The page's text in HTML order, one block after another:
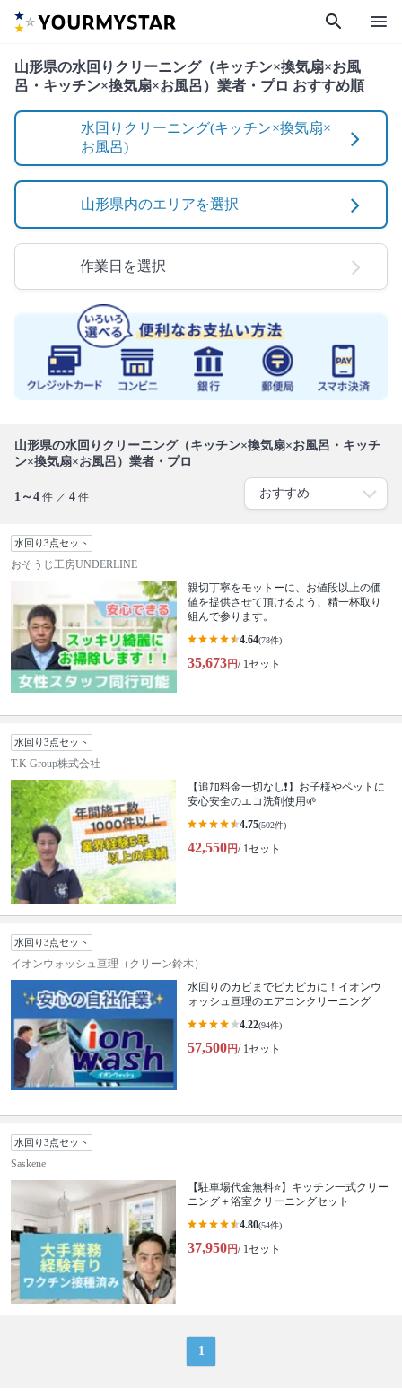
search menu
山形県の水回りクリーニング（キッチン×換気扇×お風
呂・キッチン×換気扇×お風呂）業者・プロ おすすめ順
水回りクリーニング(キッチン×換気扇×
お風呂)
山形県内のエリアを選択
作業日を選択
山形県の水回りクリーニング（キッチン×換気扇×お風呂・キッチ
ン×換気扇×お風呂）業者・プロ
1～4 件 ／ 4 件
水回り3点セット
おそうじ工房UNDERLINE
親切丁寧をモットーに、お値段以上の価
値を提供させて頂けるよう、精一杯取り
組んで参ります。
4.64(78件)
35,673円/ 1セット
水回り3点セット
T.K Group株式会社
【追加料金一切なし❗️】お子様やペットに
安心安全のエコ洗剤使用🌱
4.75(502件)
42,550円/ 1セット
水回り3点セット
イオンウォッシュ亘理（クリーン鈴木）
水回りのカビまでピカピカに！イオンウ
ォッシュ亘理のエアコンクリーニング
4.22(94件)
57,500円/ 1セット
水回り3点セット
Saskene
【駐車場代金無料⭐️】キッチン一式クリー
ニング＋浴室クリーニングセット
4.80(54件)
37,950円/ 1セット
1